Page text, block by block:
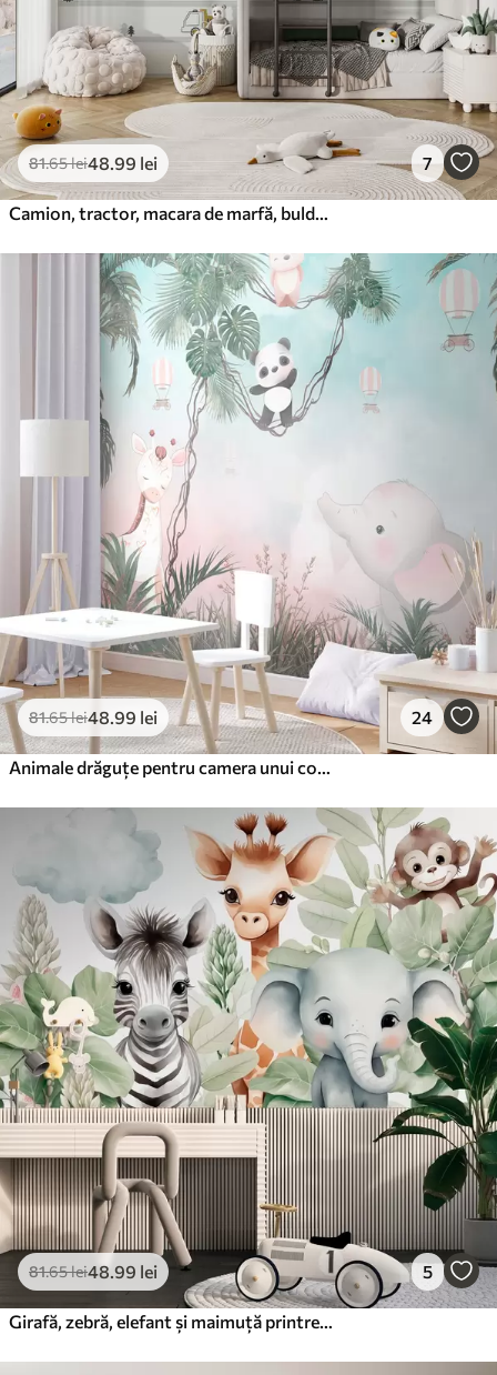
81.65lei48 .99 lei 7
81.65lei48 .99 lei 24
81.65lei48 .99 lei 5